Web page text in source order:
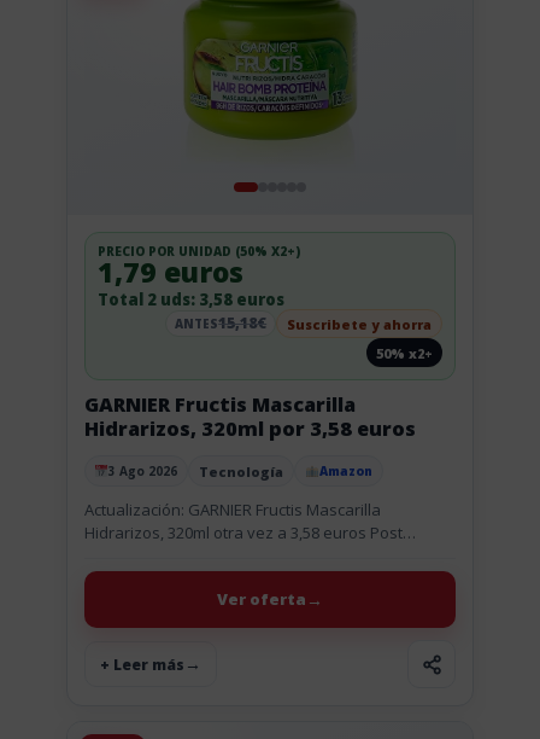
Publicado el
3 Ago 2026 Tecnología Amazon
GARNIER Fructis Mascarilla
Hidrarizos, 320ml por 3,58 euros
PRECIO POR UNIDAD (50% X2+)
1,79 euros
Total 2 uds: 3,58 euros
ANTES15,18€
Suscribete y ahorra
50% x2+
Actualización: GARNIER Fructis Mascarilla
Hidrarizos, 320ml otra vez a 3,58 euros Post
precio (3,58 euros). Por 1,91 €...
+ Leer más
Ver oferta